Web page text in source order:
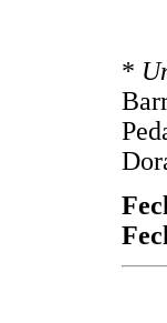
*